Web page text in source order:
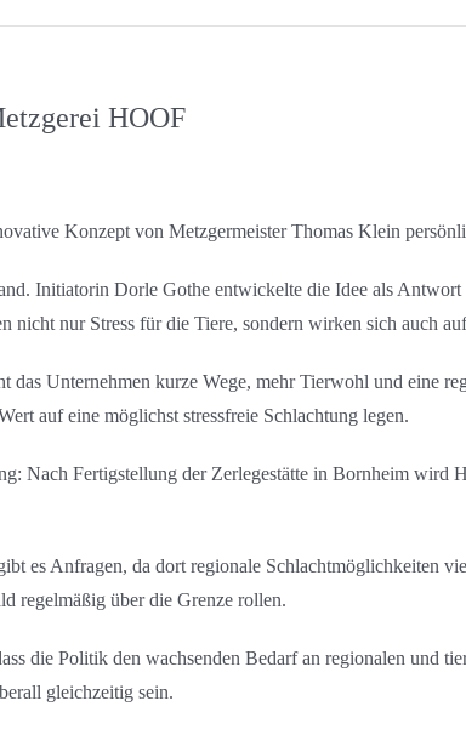
HOOF
Konzept von Metzgermeister Thomas Klein
Initiatorin Dorle Gothe entwickelte die Idee als Antwort
nicht nur Stress für die Tiere, sondern wirken sich auch
Unternehmen kurze Wege, mehr Tierwohl und eine
auf eine möglichst stressfreie Schlachtung legen.
Nach Fertigstellung der Zerlegestätte in Bornheim wird
es Anfragen, da dort regionale Schlachtmöglichkeiten
regelmäßig über die Grenze rollen.
die Politik den wachsenden Bedarf an regionalen und
gleichzeitig sein.